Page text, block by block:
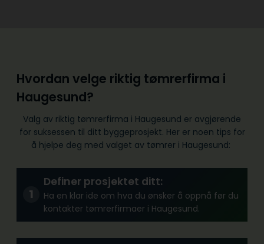
Hvordan velge riktig tømrerfirma i
Haugesund?
Valg av riktig tømrerfirma i Haugesund er avgjørende
for suksessen til ditt byggeprosjekt. Her er noen tips for
å hjelpe deg med valget av tømrer i Haugesund:
Definer prosjektet ditt:
Ha en klar ide om hva du ønsker å oppnå før du
kontakter tømrerfirmaer i Haugesund.